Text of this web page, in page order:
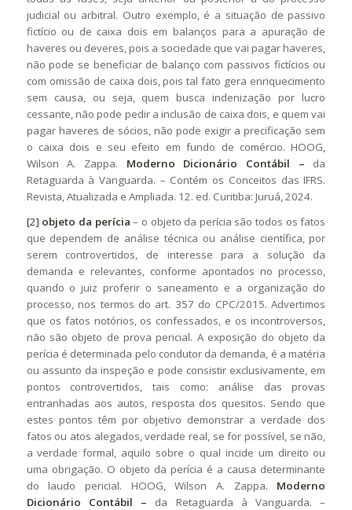
judicial ou arbitral. Outro exemplo, é a situação de passivo
fictício ou de caixa dois em balanços para a apuração de
haveres ou deveres, pois a sociedade que vai pagar haveres,
não pode se beneficiar de balanço com passivos fictícios ou
com omissão de caixa dois, pois tal fato gera enriquecimento
sem causa, ou seja, quem busca indenização por lucro
cessante, não pode pedir a inclusão de caixa dois, e quem vai
pagar haveres de sócios, não pode exigir a precificação sem
o caixa dois e seu efeito em fundo de comércio. HOOG,
Wilson A. Zappa. Moderno Dicionário Contábil – da
Retaguarda à Vanguarda. – Contém os Conceitos das IFRS.
Revista, Atualizada e Ampliada. 12. ed. Curitiba: Juruá, 2024.
[2] objeto da perícia – o objeto da perícia são todos os fatos
que dependem de análise técnica ou análise científica, por
serem controvertidos, de interesse para a solução da
demanda e relevantes, conforme apontados no processo,
quando o juiz proferir o saneamento e a organização do
processo, nos termos do art. 357 do CPC/2015. Advertimos
que os fatos notórios, os confessados, e os incontroversos,
não são objeto de prova pericial. A exposição do objeto da
perícia é determinada pelo condutor da demanda, é a matéria
ou assunto da inspeção e pode consistir exclusivamente, em
pontos controvertidos, tais como: análise das provas
entranhadas aos autos, resposta dos quesitos. Sendo que
estes pontos têm por objetivo demonstrar a verdade dos
fatos ou atos alegados, verdade real, se for possível, se não,
a verdade formal, aquilo sobre o qual incide um direito ou
uma obrigação. O objeto da perícia é a causa determinante
do laudo pericial. HOOG, Wilson A. Zappa. Moderno
Dicionário Contábil – da Retaguarda à Vanguarda. –